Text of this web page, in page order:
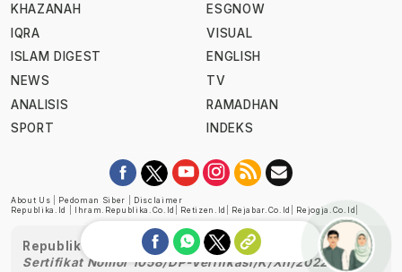
KHAZANAH
IQRA
ISLAM DIGEST
NEWS
ANALISIS
SPORT
ESGNOW
VISUAL
ENGLISH
TV
RAMADHAN
INDEKS
About Us Pedoman Siber
Disclaimer
Republika.id
Ihram.republika.co.id Retizen.id Rejabar.co.id Rejogja.co.id
Republika telah diverifikasi oleh Dewan Pers
Sertifikat Nomor 1058/DP-Verifikasi/K/XII/2022